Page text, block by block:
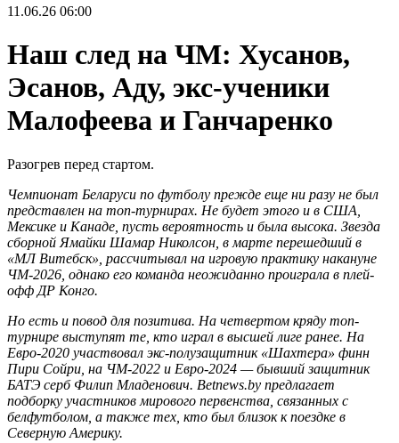
11.06.26 06:00
Наш след на ЧМ: Хусанов,
Эсанов, Аду, экс-ученики
Малофеева и Ганчаренко
Разогрев перед стартом.
Чемпионат Беларуси по футболу прежде еще ни разу не был
представлен на топ-турнирах. Не будет этого и в США,
Мексике и Канаде, пусть вероятность и была высока. Звезда
сборной Ямайки Шамар Николсон, в марте перешедший в
«МЛ Витебск», рассчитывал на игровую практику накануне
ЧМ-2026, однако его команда неожиданно проиграла в плей-
офф ДР Конго.
Но есть и повод для позитива. На четвертом кряду топ-
турнире выступят те, кто играл в высшей лиге ранее. На
Евро-2020 участвовал экс-полузащитник «Шахтера» финн
Пири Сойри, на ЧМ-2022 и Евро-2024 — бывший защитник
БАТЭ серб Филип Младенович. Betnews.by предлагает
подборку участников мирового первенства, связанных с
белфутболом, а также тех, кто был близок к поездке в
Северную Америку.